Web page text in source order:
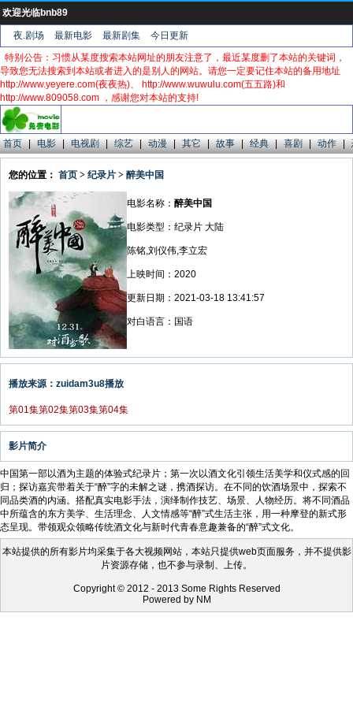
欢迎光临bnb89
夜.剧场 最新电影 最新剧集
今日更新
特别公告：习惯从某度搜索本站网址的朋友注意了，最近某度删了本站的关键词，
导致您无法搜索到本站或者进入的是别人的网站。请您一定要记住本站的备用地址
http://www.yeyere.com(夜夜热)、 http://www.wuwulu.com(五五路)和
http://www.809058.com ，感谢您对本站的支持!
首页 | 电影 | 电视剧 | 综艺 | 动漫 | 其它 | 故事 | 经典 | 喜剧 | 动作 |
您的位置： 首页 > 纪录片 > 醉美中国
电影名称： 醉美中国
电影类型：纪录片 大陆
陈铭,刘仪伟,李立宏
上映时间：2020
更新日期：2021-03-18 13:41:57
对白语言：国语
播放来源：zuidam3u8播放
第01集第02集第03集第04集
影片简介
中国第一部以酒为主题的体验式纪录片；第一次以酒文化引领生活美学和仪式感的回
归；探访嘉宾带着关于“醉”字的未解之谜，携酒探访。在不同的饮酒场景中，探索不
同品类酒的内涵。搭配真实电影手法，演绎制作技艺、场景、人物经历。将不同酒品
中所蕴含的东方美学、生活理念、人文情感等“醉”式生活主张，用一种摩登的新式形
态呈现。带领观众领略传统酒文化与新时代青春意趣兼备的“醉”式文化。
本站提供的所有影片均采集于各大视频网站，本站只提供web页面服务，并不提供影
片资源存储，也不参与录制、上传。
Copyright © 2012 - 2013 Some Rights Reserved
Powered by NM